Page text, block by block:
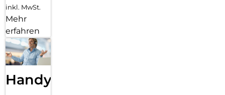
inkl. MwSt.
Mehr
erfahren
Handy